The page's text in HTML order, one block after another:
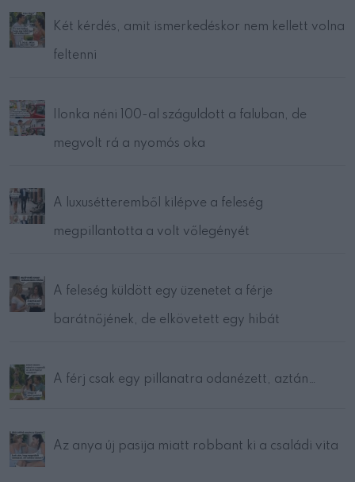
Két kérdés, amit ismerkedéskor nem kellett volna
feltenni
Ilonka néni 100-al száguldott a faluban, de
megvolt rá a nyomós oka
A luxusétteremből kilépve a feleség
megpillantotta a volt vőlegényét
A feleség küldött egy üzenetet a férje
barátnőjének, de elkövetett egy hibát
A férj csak egy pillanatra odanézett, aztán…
Az anya új pasija miatt robbant ki a családi vita